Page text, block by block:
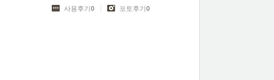
사용후기0 포토후기0